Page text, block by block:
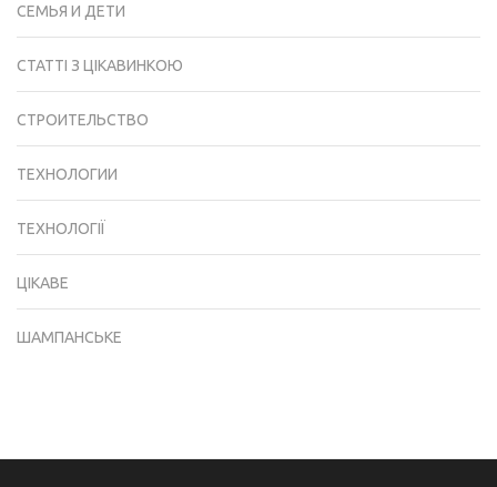
СЕМЬЯ И ДЕТИ
СТАТТІ З ЦІКАВИНКОЮ
СТРОИТЕЛЬСТВО
ТЕХНОЛОГИИ
ТЕХНОЛОГІЇ
ЦІКАВЕ
ШАМПАНСЬКЕ